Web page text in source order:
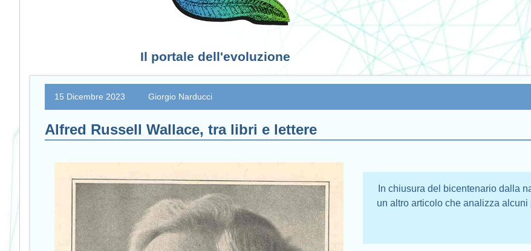
Il portale dell'evoluzione
15 Dicembre 2023 Giorgio Narducci
Alfred Russell Wallace, tra libri e lettere
In chiusura del bicentenario dalla
un altro articolo che analizza